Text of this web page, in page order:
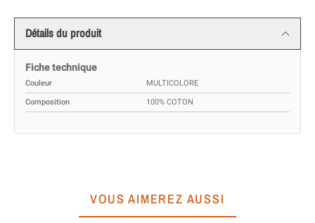
Détails du produit
Fiche technique
Couleur MULTICOLORE
Composition 100% COTON
VOUS AIMEREZ AUSSI